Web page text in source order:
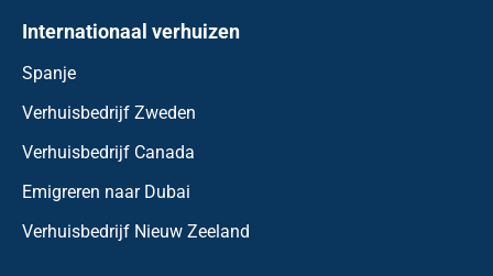
Internationaal verhuizen
Spanje
Verhuisbedrijf Zweden
Verhuisbedrijf Canada
Emigreren naar Dubai
Verhuisbedrijf Nieuw Zeeland